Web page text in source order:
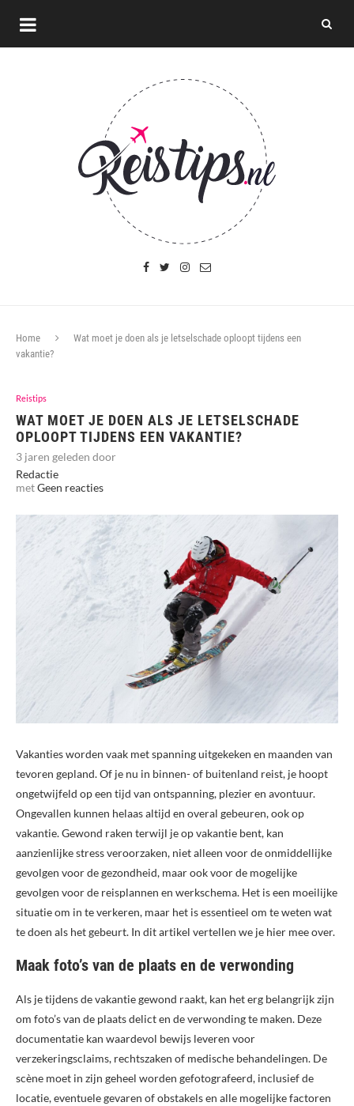
Home
Wat moet je doen als je letselschade oploopt tijdens een
vakantie?
Reistips
WAT MOET JE DOEN ALS JE LETSELSCHADE
OPLOOPT TIJDENS EEN VAKANTIE?
3 jaren geleden door
Redactie
metGeen reacties
Vakanties worden vaak met spanning uitgekeken en maanden van
tevoren gepland. Of je nu in binnen- of buitenland reist, je hoopt
ongetwijfeld op een tijd van ontspanning, plezier en avontuur.
Ongevallen kunnen helaas altijd en overal gebeuren, ook op
vakantie. Gewond raken terwijl je op vakantie bent, kan
aanzienlijke stress veroorzaken, niet alleen voor de onmiddellijke
gevolgen voor de gezondheid, maar ook voor de mogelijke
gevolgen voor de reisplannen en werkschema. Het is een moeilijke
situatie om in te verkeren, maar het is essentieel om te weten wat
te doen als het gebeurt. In dit artikel vertellen we je hier mee over.
Maak foto’s van de plaats en de verwonding
Als je tijdens de vakantie gewond raakt, kan het erg belangrijk zijn
om foto’s van de plaats delict en de verwonding te maken. Deze
documentatie kan waardevol bewijs leveren voor
verzekeringsclaims, rechtszaken of medische behandelingen. De
scène moet in zijn geheel worden gefotografeerd, inclusief de
locatie, eventuele gevaren of obstakels en alle mogelijke factoren